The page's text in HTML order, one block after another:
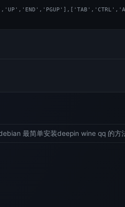
最简单安装deepin wine qq 的方